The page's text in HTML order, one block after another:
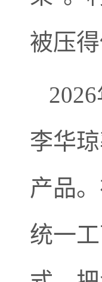
被压
李华
产品
统一